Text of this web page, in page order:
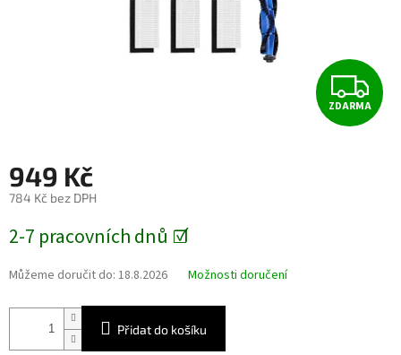
Z
D
ZDARMA
949 Kč
784 Kč bez DPH
cena:
2-7 pracovních dnů ☑️
Můžeme doručit do: 18.8.2026 Možnosti doručení
Přidat do košíku